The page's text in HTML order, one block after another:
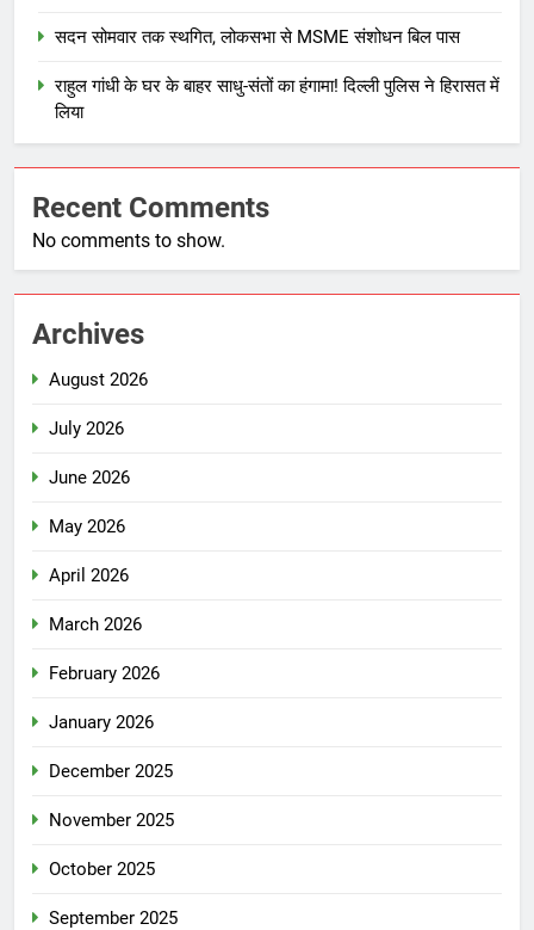
सदन सोमवार तक स्थगित, लोकसभा से MSME संशोधन बिल पास
राहुल गांधी के घर के बाहर साधु-संतों का हंगामा! दिल्ली पुलिस ने हिरासत में
लिया
Recent Comments
No comments to show.
Archives
August 2026
July 2026
June 2026
May 2026
April 2026
March 2026
February 2026
January 2026
December 2025
November 2025
October 2025
September 2025